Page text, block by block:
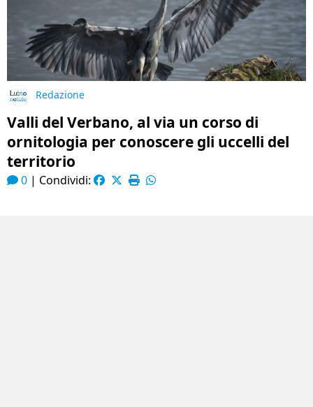
Redazione
Valli del Verbano, al via un corso di
ornitologia per conoscere gli uccelli del
territorio
0 | Condividi: